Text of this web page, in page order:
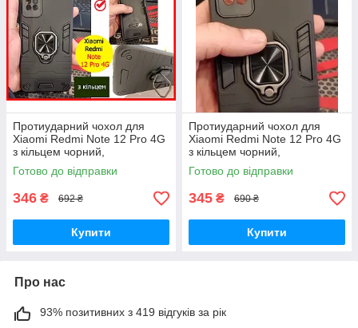
Протиударний чохол для
Xiaomi Redmi Note 12 Pro 4G
з кільцем чорний,
ударостійкий чохол середні
нот 12 про 4 г
Готово до відправки
346 ₴ 692 ₴
Купити
Протиударний чохол для
Xiaomi Redmi Note 12 Pro 4G
з кільцем чорний,
ударостійкий чохол середні
нот 12 про 4 г
Готово до відправки
345 ₴ 690 ₴
Купити
Про нас
93% позитивних з 419 відгуків за рік